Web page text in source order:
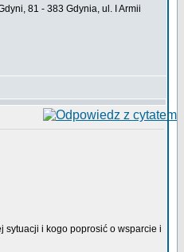
81 - 383 Gdynia, ul. I Armii
sytuacji i kogo poprosić o wsparcie i